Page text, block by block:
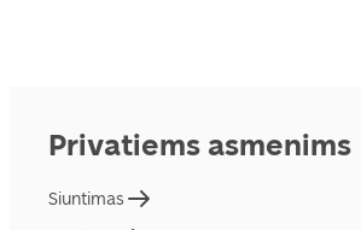
Privatiems asmenims
Siuntimas